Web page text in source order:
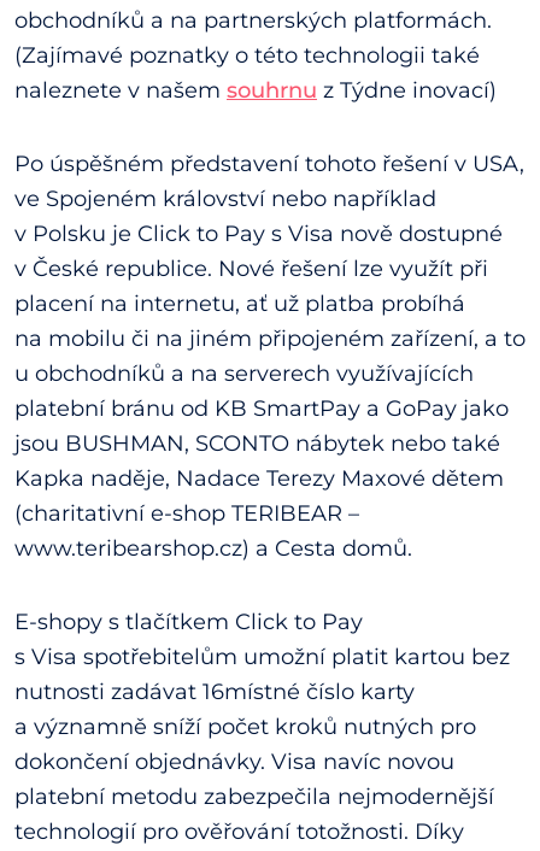
obchodníků a na partnerských platformách.
(Zajímavé poznatky o této technologii také
naleznete v našem souhrnu z Týdne inovací)
Po úspěšném představení tohoto řešení v USA,
ve Spojeném království nebo například
v Polsku je Click to Pay s Visa nově dostupné
v České republice. Nové řešení lze využít při
placení na internetu, ať už platba probíhá
na mobilu či na jiném připojeném zařízení, a to
u obchodníků a na serverech využívajících
platební bránu od KB SmartPay a GoPay jako
jsou BUSHMAN, SCONTO nábytek nebo také
Kapka naděje, Nadace Terezy Maxové dětem
(charitativní e-shop TERIBEAR –
www.teribearshop.cz) a Cesta domů.
E-shopy s tlačítkem Click to Pay
s Visa spotřebitelům umožní platit kartou bez
nutnosti zadávat 16místné číslo karty
a významně sníží počet kroků nutných pro
dokončení objednávky. Visa navíc novou
platební metodu zabezpečila nejmodernější
technologií pro ověřování totožnosti. Díky